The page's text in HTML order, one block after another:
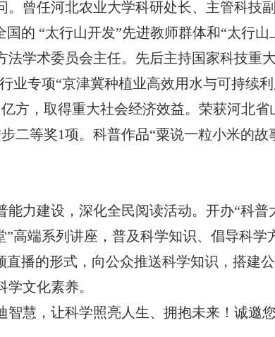
曾任河北农业大学科研处长、主管科技
的 “太行山开发”先进教师群体和“太行
法学术委员会主任。先后主持国家科技重
业专项“京津冀种植业高效用水与可持续
方，取得重大社会经济效益。荣获河北
二等奖1项。科普作品“粟说一粒小米的
力建设，深化全民阅读活动。开办“科
高端系列讲座，普及科学知识、倡导科学
直播的形式，向公众推送科学知识，搭建
文化素养。
智慧，让科学照亮人生、拥抱未来！诚邀